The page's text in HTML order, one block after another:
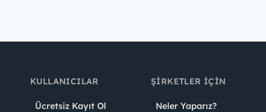
KULLANICILAR
Ücretsiz Kayıt Ol
ŞIRKETLER İÇIN
Neler Yaparız?